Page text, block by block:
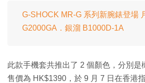
G-SHOCK MR-G 系列新腕錶登場
G2000GA．銀溜 B1000D-1A
此款手機套共推出了 2 個顏色，分別是
售價為 HK$1390，於 9 月 7 日在香港